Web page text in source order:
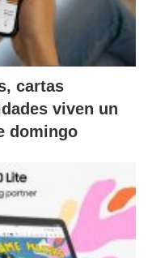
cartas
viven un
domingo